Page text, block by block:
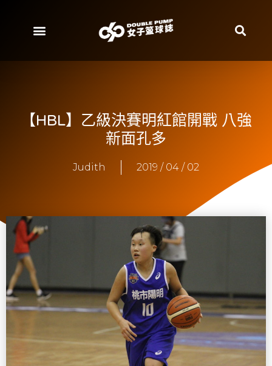
【HBL】乙級決賽明紅館開戰 八強
新面孔多
Judith 2019 / 04 / 02